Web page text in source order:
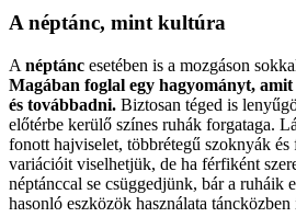
A néptánc, mint kultúra
A néptánc esetében is a mozgáson
Magában foglal egy hagyományt,
és továbbadni. Biztosan téged is
előtérbe kerülő színes ruhák forgataga.
fonott hajviselet, többrétegű szoknyák és
variációit viselhetjük, de ha férfiként
néptánccal se csüggedjünk, bár a ruháik
hasonló eszközök használata